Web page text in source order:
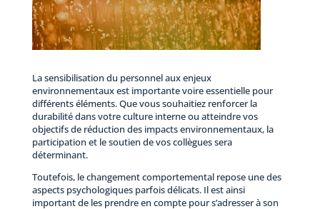
La sensibilisation du personnel aux enjeux
environnementaux est importante voire essentielle pour
différents éléments. Que vous souhaitiez renforcer la
durabilité dans votre culture interne ou atteindre vos
objectifs de réduction des impacts environnementaux, la
participation et le soutien de vos collègues sera
déterminant.
Toutefois, le changement comportemental repose une des
aspects psychologiques parfois délicats. Il est ainsi
important de les prendre en compte pour s’adresser à son